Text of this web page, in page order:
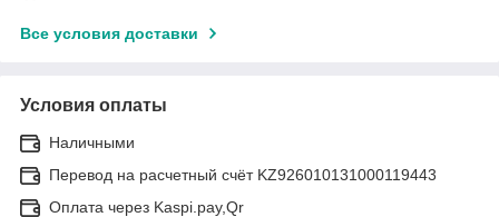
Все условия доставки
Условия оплаты
Наличными
Перевод на расчетный счёт KZ926010131000119443
Оплата через Kaspi.pay,Qr